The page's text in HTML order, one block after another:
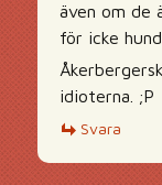
även om de
för icke
idioterna. ;P
Svara